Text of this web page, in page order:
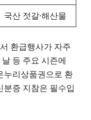
국산 젓갈·해산물
환급행사가 자주
등 주요 시즌에
누리상품권으로 환
분증 지참은 필수입